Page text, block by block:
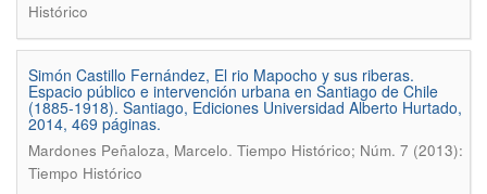
Histórico
Simón Castillo Fernández, El rio Mapocho y sus riberas.
Espacio público e intervención urbana en Santiago de Chile
(1885-1918). Santiago, Ediciones Universidad Alberto Hurtado,
2014, 469 páginas.
Mardones Peñaloza, Marcelo. Tiempo Histórico; Núm. 7 (2013):
Tiempo Histórico